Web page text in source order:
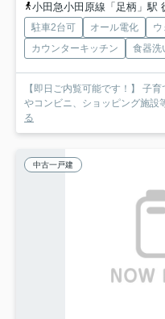
小田急小田原線「足柄」駅
駐車2台可 オール電化
ウ
カウンターキッチン
食器洗
【即日ご内覧可能です！】 子
やコンビニ、ショッピング施設
る
中古一戸建